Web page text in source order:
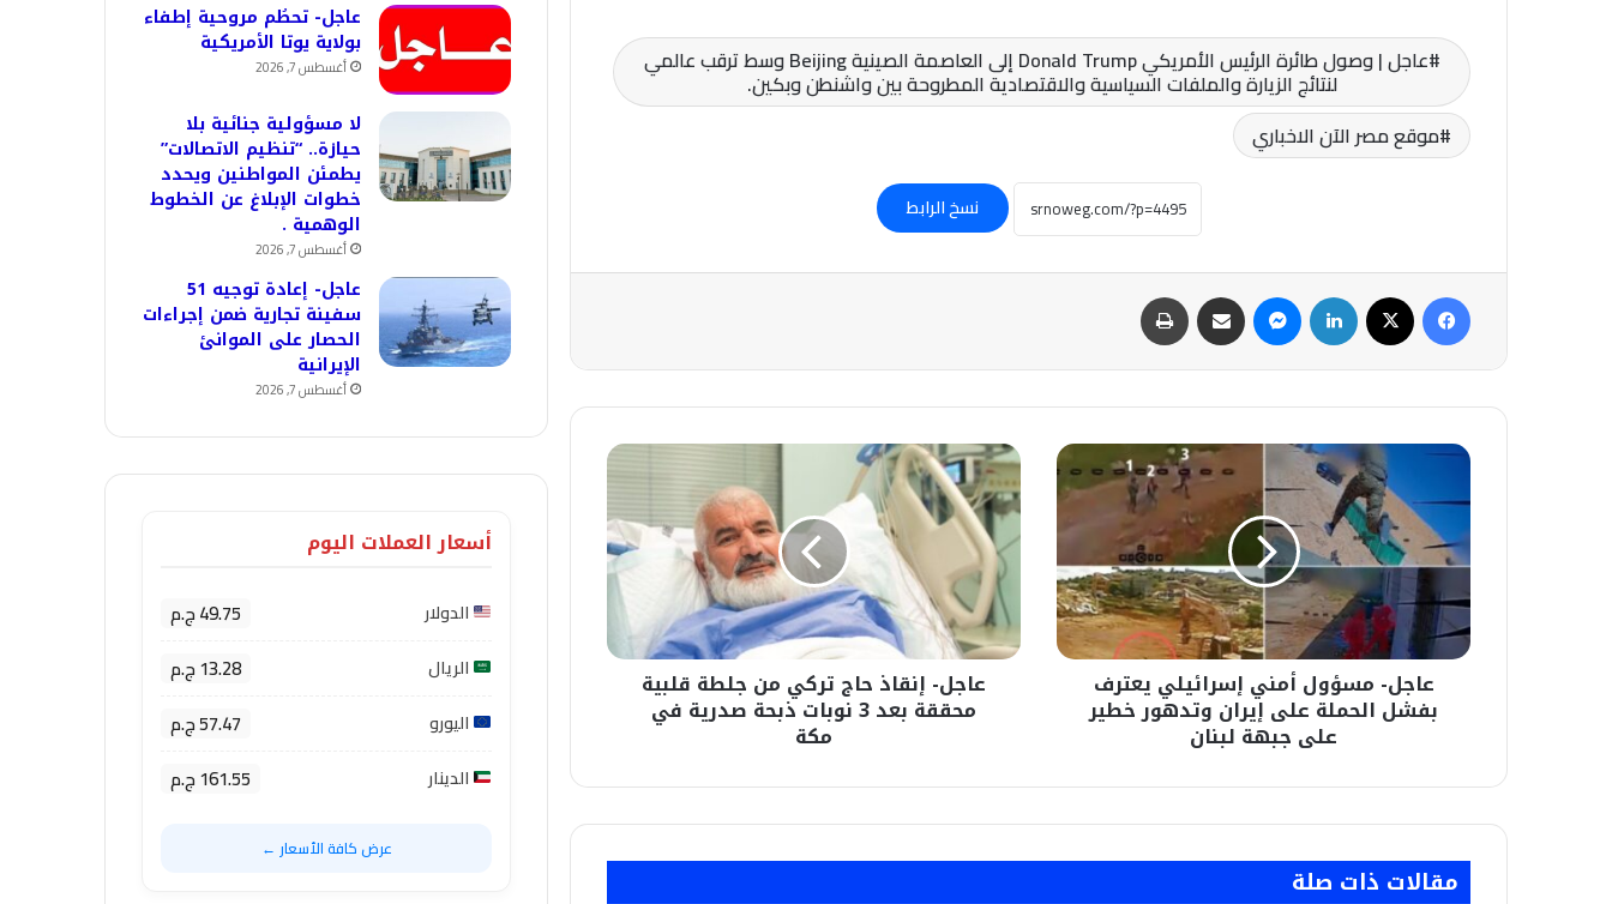
عاجل | وصول طائرة الرئيس الأمريكي Donald Trump إلى العاصمة الصينية Beijing وسط ترقب عالمي
لنتائج الزيارة والملفات السياسية والاقتصادية المطروحة بين واشنطن وبكين.
موقع مصر الآن الاخباري
نسخ الرابط
فيسبوك لينكدإن ماسنجر مشاركة عبر البريد
عاجل-
أمني
إسرائيلي
يعترف
الحملة
على
إيران
وتدهور
لبنان
عاجل- مسؤول أمني إسرائيلي يعترف
بفشل الحملة على إيران وتدهور خطير
على جبهة لبنان
عاجل-
إنقاذ
حاج
تركي
من
جلطة
قلبية
محققة
بعد
في
عاجل- إنقاذ حاج تركي من جلطة قلبية
محققة بعد 3 نوبات ذبحة صدرية في
مكة
مقالات ذات صلة
عاجل- تحطُم مروحية إطفاء
بولاية يوتا الأمريكية
أغسطس 7, 2026
لا مسؤولية جنائية بلا
حيازة.. “تنظيم الاتصالات”
يطمئن المواطنين ويحدد
خطوات الإبلاغ عن الخطوط
الوهمية .
أغسطس 7, 2026
عاجل- إعادة توجيه 51
سفينة تجارية ضمن إجراءات
الحصار على الموانئ
الإيرانية
أغسطس 7, 2026
أسعار العملات اليوم
الدولار 49.75 ج.م
الريال 13.28 ج.م
اليورو 57.47 ج.م
الدينار 161.55 ج.م
عرض كافة الأسعار ←